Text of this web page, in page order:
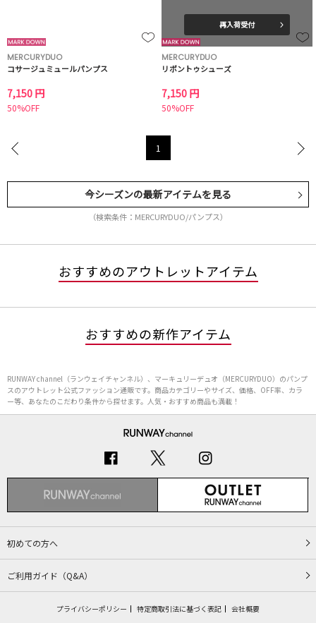
MERCURYDUO
コサージュミュールパンプス
7,150 円
50%OFF
再入荷受付
MERCURYDUO
リボントゥシューズ
7,150 円
50%OFF
1
今シーズンの最新アイテムを見る
（検索条件：MERCURYDUO/パンプス）
おすすめのアウトレットアイテム
おすすめの新作アイテム
RUNWAY channel（ランウェイチャンネル）、マーキュリーデュオ（MERCURYDUO）のパンプ
スのアウトレット公式ファッション通販です。商品カテゴリーやサイズ、価格、OFF率、カラ
ー等、あなたのこだわり条件から探せます。人気・おすすめ商品も満載！
初めての方へ
ご利用ガイド（Q&A）
プライバシーポリシー 特定商取引法に基づく表記 会社概要